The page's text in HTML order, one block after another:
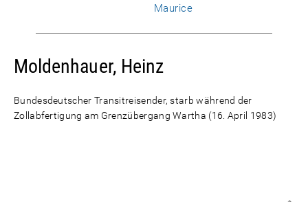
Maurice
Moldenhauer, Heinz
Bundesdeutscher Transitreisender, starb während der
Zollabfertigung am Grenzübergang Wartha (16. April 1983)